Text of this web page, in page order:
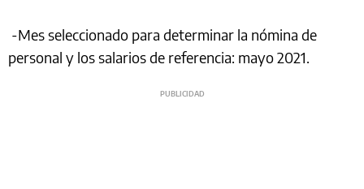
-Mes seleccionado para determinar la nómina de
personal y los salarios de referencia: mayo 2021.